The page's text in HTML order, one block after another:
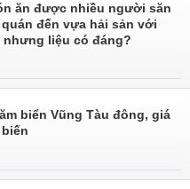
ăn được nhiều người săn
đến vựa hải sản với
liệu có đáng?
biển Vũng Tàu đông, giá